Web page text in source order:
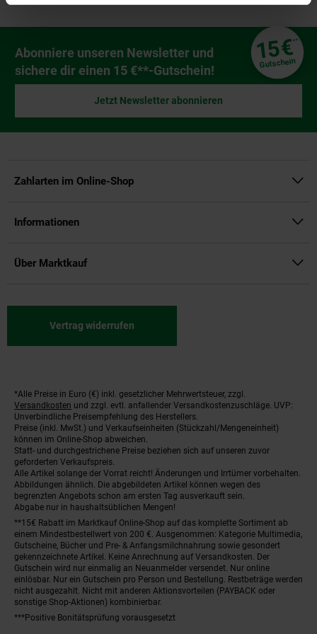
Newsletter Anmeldung
Abonniere unseren Newsletter und
sichere dir einen 15 €**-Gutschein!
15€**
Gutschein
Jetzt Newsletter abonnieren
Zahlarten im Online-Shop
Informationen
Über Marktkauf
Vertrag widerrufen
Fußnoten
*Alle Preise in Euro (€) inkl. gesetzlicher Mehrwertsteuer, zzgl.
Versandkosten und zzgl. evtl. anfallender Versandkostenzuschläge. UVP:
Unverbindliche Preisempfehlung des Herstellers.
Preise (inkl. MwSt.) und Verkaufseinheiten (Stückzahl/Mengeneinheit)
können im Online-Shop abweichen.
Statt- und durchgestrichene Preise beziehen sich auf unseren zuvor
geforderten Verkaufspreis.
Alle Artikel solange der Vorrat reicht! Änderungen und Irrtümer vorbehalten.
Abbildungen ähnlich. Die abgebildeten Artikel können wegen des
begrenzten Angebots schon am ersten Tag ausverkauft sein.
Abgabe nur in haushaltsüblichen Mengen!
**15€ Rabatt im Marktkauf Online-Shop auf das komplette Sortiment ab
einem Mindestbestellwert von 200 €. Ausgenommen: Kategorie Multimedia,
Gutscheine, Bücher und Pre- & Anfangsmilchnahrung sowie gesondert
gekennzeichnete Artikel. Keine Anrechnung auf Versandkosten. Der
Gutschein wird nur einmalig an Neuanmelder versendet. Nur online
einlösbar. Nur ein Gutschein pro Person und Bestellung. Restbeträge werden
nicht ausgezahlt. Nicht mit anderen Aktionsvorteilen (PAYBACK oder
sonstige Shop-Aktionen) kombinierbar.
***Positive Bonitätsprüfung vorausgesetzt